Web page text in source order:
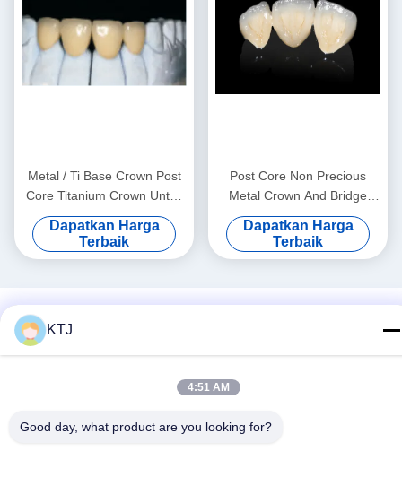
Metal / Ti Base Crown Post
Core Titanium Crown Untuk
Gigi
Dapatkan Harga
Terbaik
Post Core Non Precious
Metal Crown And Bridge
Kekuatan yang kuat
Disesuaikan
Dapatkan Harga
Terbaik
Media Sosial
KTJ
4:51 AM
Good day, what product are you looking for?